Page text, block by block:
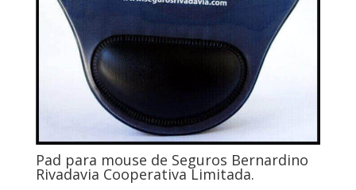
Pad para mouse de Seguros Bernardino
Rivadavia Cooperativa Limitada.